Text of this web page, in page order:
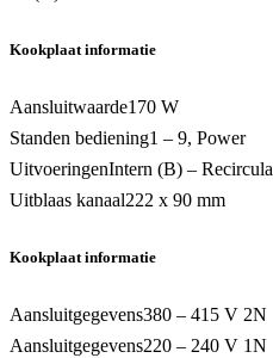
Kookplaat informatie
Aansluitwaarde170 W
Standen bediening1 – 9, Power
UitvoeringenIntern (B) –
Uitblaas kanaal222 x 90 mm
Kookplaat informatie
Aansluitgegevens380 – 415 V 2N
Aansluitgegevens220 – 240 V 1N